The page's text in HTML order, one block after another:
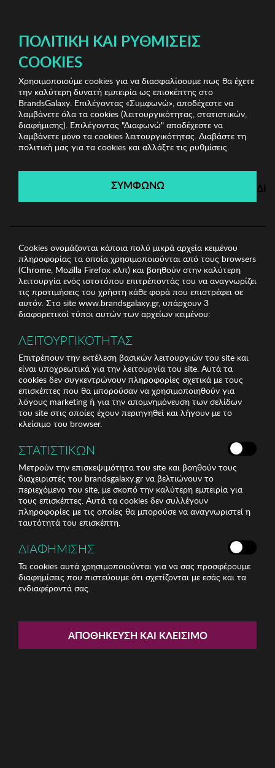
Bags & Wallets Shop Ανδρικά Πορτοφόλια
Ανδρικό
Πορτοφόλι Garbalia
Bags & Wallets Shop
Λήγει σε: 06ημέρες | 04ώρες 51λεπτά 06δευτ.
Ανδρικό Πορτοφόλι Garbalia
ΠΟΛΙΤΙΚΉ ΚΑΙ ΡΥΘΜΊΣΕΙΣ
COOKIES
Χρησιμοποιούμε cookies για να διασφαλίσουμε πως θα έχετε
την καλύτερη δυνατή εμπειρία ως επισκέπτης στο
BrandsGalaxy. Επιλέγοντας «Συμφωνώ», αποδέχεστε να
λαμβάνετε όλα τα cookies (λειτουργικότητας, στατιστικών,
διαφήμισης). Επιλέγοντας "Διαφωνώ" αποδέχεστε να
λαμβάνετε μόνο τα cookies λειτουργικότητας. Διαβάστε τη
πολιτική μας για τα cookies και αλλάξτε τις ρυθμίσεις.
ΣΥΜΦΩΝΩ
Cookies ονομάζονται κάποια πολύ μικρά αρχεία κειμένου
πληροφορίας τα οποία χρησιμοποιούνται από τους browsers
(Chrome, Mozilla Firefox κλπ) και βοηθούν στην καλύτερη
λειτουργία ενός ιστοτόπου επιτρέποντάς του να αναγνωρίζει
τις προτιμήσεις του χρήστη κάθε φορά που επιστρέφει σε
αυτόν. Στο site www.brandsgalaxy.gr, υπάρχουν 3
διαφορετικοί τύποι αυτών των αρχείων κειμένου:
ΛΕΙΤΟΥΡΓΙΚΟΤΗΤΑΣ
Επιτρέπουν την εκτέλεση βασικών λειτουργιών του site και
είναι υποχρεωτικά για την λειτουργία του site. Αυτά τα
cookies δεν συγκεντρώνουν πληροφορίες σχετικά με τους
επισκέπτες που θα μπορούσαν να χρησιμοποιηθούν για
λόγους marketing ή για την απομνημόνευση των σελίδων
του site στις οποίες έχουν περιηγηθεί και λήγουν με το
κλείσιμο του browser.
ΣΤΑΤΙΣΤΙΚΩΝ
Μετρούν την επισκεψιμότητα του site και βοηθούν τους
διαχειριστές του brandsgalaxy.gr να βελτιώνουν το
περιεχόμενο του site, με σκοπό την καλύτερη εμπειρία για
τους επισκέπτες. Αυτά τα cookies δεν συλλέγουν
πληροφορίες με τις οποίες θα μπορούσε να αναγνωριστεί η
ταυτότητά του επισκέπτη.
ΔΙΑΦΗΜΙΣΗΣ
Τα cookies αυτά χρησιμοποιούνται για να σας προσφέρουμε
διαφημίσεις που πιστεύουμε ότι σχετίζονται με εσάς και τα
ενδιαφέροντά σας.
ΑΠΟΘΉΚΕΥΣΗ ΚΑΙ ΚΛΕΊΣΙΜΟ